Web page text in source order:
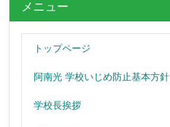
メニュー
トップページ
阿南光 学校いじめ防止基本方針
学校長挨拶